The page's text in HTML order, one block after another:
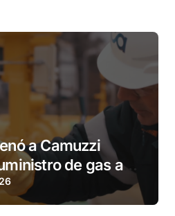
a Camuzzi
de gas a